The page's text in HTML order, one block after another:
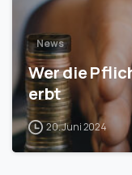
News
Wer die
erbt
20. Juni 2024